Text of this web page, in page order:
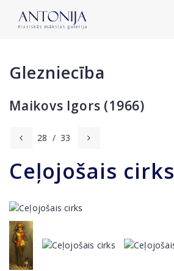
Glezniecība
Maikovs Igors (1966)
28 / 33
Ceļojošais cirks